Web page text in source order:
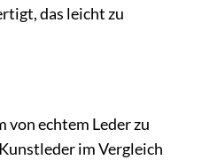
das leicht zu
echtem Leder zu
im Vergleich